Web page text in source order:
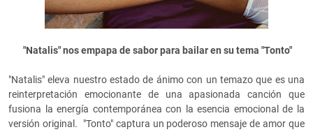
"Natalis" nos empapa de sabor para bailar en su tema "Tonto"
"Natalis" eleva nuestro estado de ánimo con un temazo que es una
reinterpretación emocionante de una apasionada canción que
fusiona la energía contemporánea con la esencia emocional de la
versión original. "Tonto" captura un poderoso mensaje de amor que